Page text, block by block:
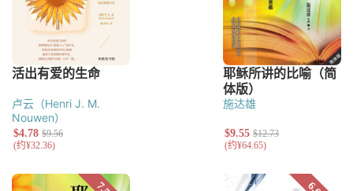
卢云（Henri J. M.
Nouwen）
施达雄